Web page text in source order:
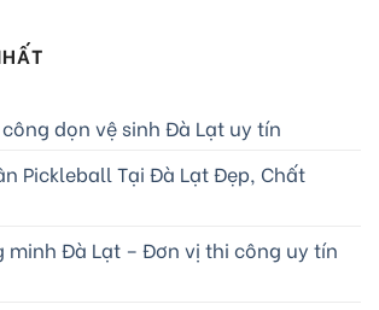
dọn vệ sinh Đà Lạt uy tín
Pickleball Tại Đà Lạt Đẹp, Chất
minh Đà Lạt – Đơn vị thi công uy tín